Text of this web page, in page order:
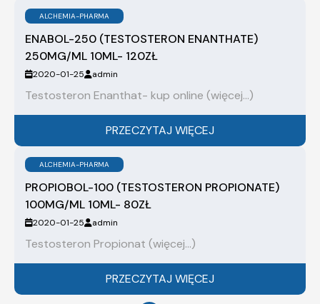
ALCHEMIA-PHARMA
ENABOL-250 (TESTOSTERON ENANTHATE)
250MG/ML 10ML- 120ZŁ
2020-01-25 admin
Testosteron Enanthat- kup online (więcej…)
PRZECZYTAJ WIĘCEJ
ALCHEMIA-PHARMA
PROPIOBOL-100 (TESTOSTERON PROPIONATE)
100MG/ML 10ML- 80ZŁ
2020-01-25 admin
Testosteron Propionat (więcej…)
PRZECZYTAJ WIĘCEJ